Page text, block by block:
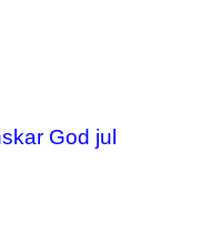
God jul